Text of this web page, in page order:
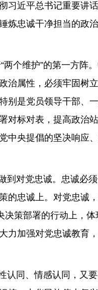
习近平总书记重要讲
炼忠诚干净担当的政
维护”的第一方阵
治属性，必须牢固树
别是党员领导干部、
对标对表，提高政治
中央提倡的坚决响应
对党忠诚。忠诚必须
的忠诚上。对党忠诚
决策部署的行动上，
力加强对党忠诚教育
同、情感认同，又